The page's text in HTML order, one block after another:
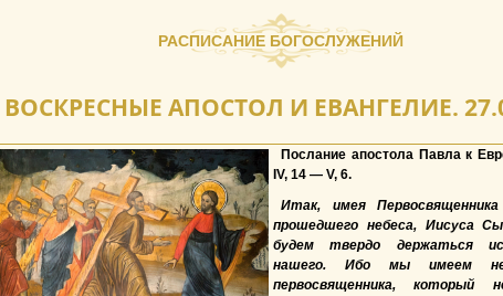
РАСПИСАНИЕ БОГОСЛУЖЕНИЙ
ВОСКРЕСНЫЕ АПОСТОЛ И ЕВАНГЕЛИЕ.
Послание апостола Павла к
IV, 14 — V, 6.
Итак, имея Первосвященника
прошедшего небеса, Иисуса
будем твердо держаться
нашего. Ибо мы имеем
первосвященника, который